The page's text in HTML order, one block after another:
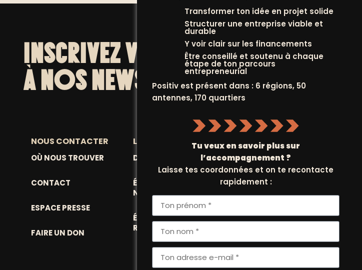
INSCRIVEZ VOUS
À NOS NEWSLETTERS
+
NOUS CONTACTER
OÙ NOUS TROUVER
CONTACT
ESPACE PRESSE
FAIRE UN DON
L'ACTUALITÉ
DERNIÈRES ACTUS
ÉVÉNEMENTS
NATIONAUX
ÉVÉNEMENTS
RÉGIONNAUX
FAISSONS
CONNAISSANCE
HISTOIRE ET
GOUVERNANCE
NOS RÉGIONS
Transformer ton idée en projet solide
Structurer une entreprise viable et
durable
Y voir clair sur les financements
Être conseillé et soutenu à chaque
étape de ton parcours
entrepreneurial
Positiv est présent dans : 6 régions, 50
antennes, 170 quartiers
Tu veux en savoir plus sur
l’accompagnement ?
Laisse tes coordonnées et on te recontacte
rapidement :